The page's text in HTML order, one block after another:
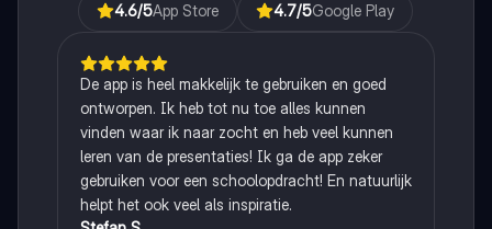
4.6/5App Store 4.7/5Google Play
De app is heel makkelijk te gebruiken en goed
ontworpen. Ik heb tot nu toe alles kunnen
vinden waar ik naar zocht en heb veel kunnen
leren van de presentaties! Ik ga de app zeker
gebruiken voor een schoolopdracht! En natuurlijk
helpt het ook veel als inspiratie.